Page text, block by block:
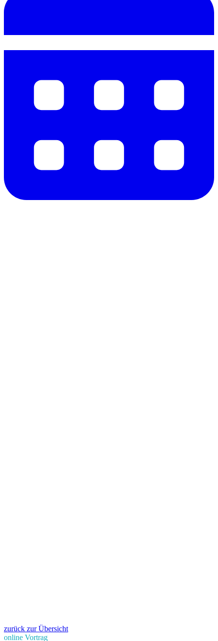
zurück zur Übersicht
online Vortrag